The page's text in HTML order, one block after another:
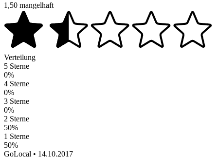
1,50 mangelhaft
Verteilung
5 Sterne
0%
4 Sterne
0%
3 Sterne
0%
2 Sterne
50%
1 Sterne
50%
GoLocal • 14.10.2017